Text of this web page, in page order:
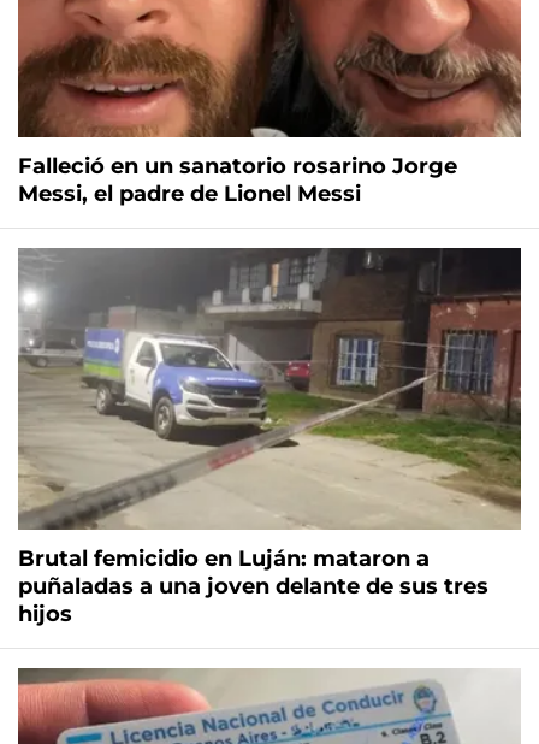
Falleció en un sanatorio rosarino Jorge
Messi, el padre de Lionel Messi
Brutal femicidio en Luján: mataron a
puñaladas a una joven delante de sus tres
hijos